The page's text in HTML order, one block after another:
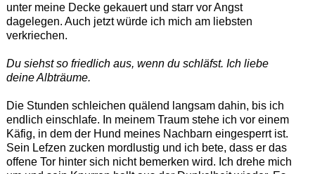
unter meine Decke gekauert und starr vor Angst
dagelegen. Auch jetzt würde ich mich am liebsten
verkriechen.
Du siehst so friedlich aus, wenn du schläfst. Ich liebe
deine Albträume.
Die Stunden schleichen quälend langsam dahin, bis ich
endlich einschlafe. In meinem Traum stehe ich vor einem
Käfig, in dem der Hund meines Nachbarn eingesperrt ist.
Sein Lefzen zucken mordlustig und ich bete, dass er das
offene Tor hinter sich nicht bemerken wird. Ich drehe mich